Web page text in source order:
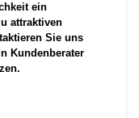
ein
attraktiven
Sie uns
Kundenberater